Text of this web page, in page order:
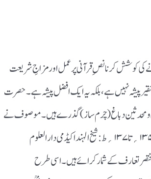
کی کوشش کرنانصِ قرآنی پر عمل اورمزاجِ شریعت
پیشہ نہیں ہے،بلکہ یہ ایک افضل پیشہ ہے۔حصرت
ومحدثین دباغ(چرم ساز)گذرے ہیں ۔ موصوف نے
اپنی کتاب(مسلمانوں کے ہرطبقہ میں اورہرپیشہ میں علم وعلماء،ص۱۳۵؍تا۱۳۷؍ ط:شیخ الہند اکیڈمی دارالعلوم
مع مختصرتعارف کے شمارکرائے ہیں۔اسی طرح